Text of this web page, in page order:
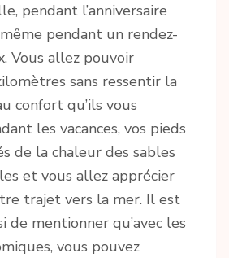
pendant l’anniversaire
pendant un rendez-
Vous allez pouvoir
sans ressentir la
confort qu’ils vous
les vacances, vos pieds
de la chaleur des sables
et vous allez apprécier
trajet vers la mer. Il est
de mentionner qu’avec les
vous pouvez